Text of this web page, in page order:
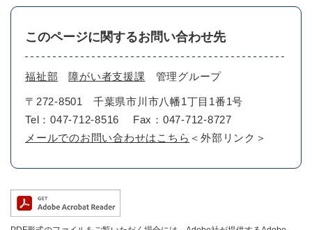
このページに関するお問い合わせ先
福祉部 障がい者支援課 管理グループ
〒272-8501
千葉県市川市八幡1丁目1番1号
Tel：047-712-8516
Fax：047-712-8727
メールでのお問い合わせはこちら ＜外部リンク＞